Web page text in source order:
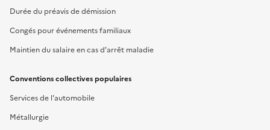
Durée du préavis de démission
Congés pour événements familiaux
Maintien du salaire en cas d'arrêt maladie
Conventions collectives populaires
Services de l'automobile
Métallurgie